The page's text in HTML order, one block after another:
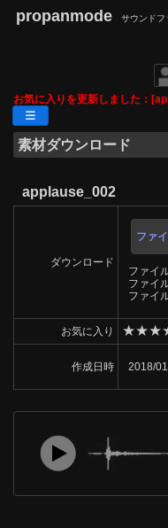
propanmode サウンドフ
お気に入りを更新しました：
素材ダウンロード
applause_002
ダウンロード
ファ
ファイ
ファイ
ファイ
お気に入り ★★★
作成日時 2018/